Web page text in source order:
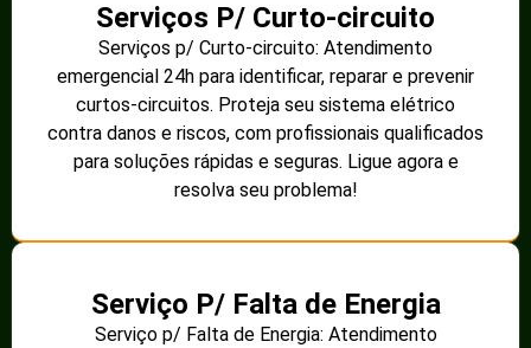
Serviços P/ Curto-circuito
Serviços p/ Curto-circuito: Atendimento
emergencial 24h para identificar, reparar e prevenir
curtos-circuitos. Proteja seu sistema elétrico
contra danos e riscos, com profissionais qualificados
para soluções rápidas e seguras. Ligue agora e
resolva seu problema!
Serviço P/ Falta de Energia
Serviço p/ Falta de Energia: Atendimento